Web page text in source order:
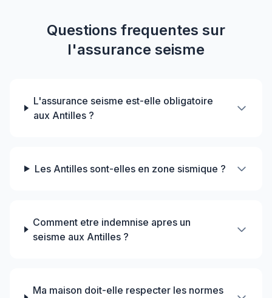
Questions frequentes sur
l'assurance seisme
L'assurance seisme est-elle obligatoire
aux Antilles ?
Les Antilles sont-elles en zone sismique ?
Comment etre indemnise apres un
seisme aux Antilles ?
Ma maison doit-elle respecter les normes